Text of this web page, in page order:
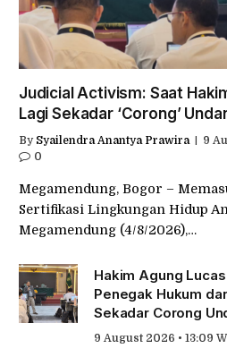
Judicial Activism: Saat
Lagi Sekadar ‘Corong’
By Syailendra Anantya Prawira
9
0
Megamendung, Bogor –
Sertifikasi Lingkungan Hidup
Megamendung (4/8/2026),…
Hakim Agung
Penegak Hukum
Sekadar Corong
9 August 2026 • 13:09